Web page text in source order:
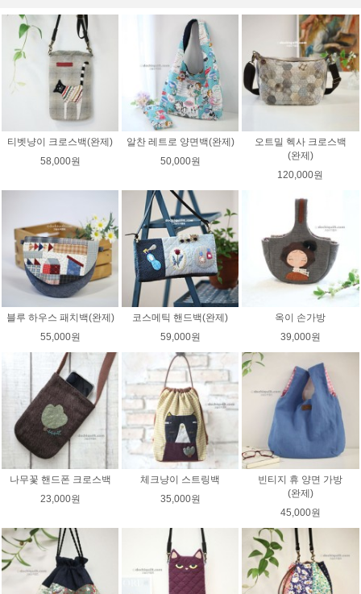
티벳냥이 크로스백(완제)
58,000원
알찬 레트로 양면백(완제)
50,000원
오트밀 헥사 크로스백
(완제)
120,000원
블루 하우스 패치백(완제)
55,000원
코스메틱 핸드백(완제)
59,000원
옥이 손가방
39,000원
나무꽃 핸드폰 크로스백
23,000원
체크냥이 스트링백
35,000원
빈티지 휴 양면 가방
(완제)
45,000원